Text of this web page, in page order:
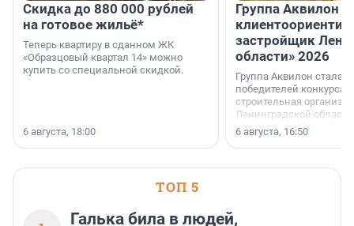
Скидка до 880 000 рублей
на готовое жильё*
Теперь квартиру в сданном ЖК
«Образцовый квартал 14» можно
купить со специальной скидкой.
6 августа, 18:00
Группа Аквилон
застройщик
области» 2026
Группа Аквилон стала
победителей конкурса
строительная
Ленинградской области
номинации «Самый
застройщик
области».
6 августа, 16:50
ТОП 5
Галька била в людей,